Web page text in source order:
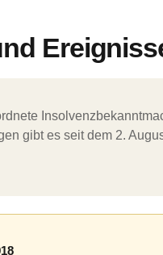
gibt es seit dem 2.